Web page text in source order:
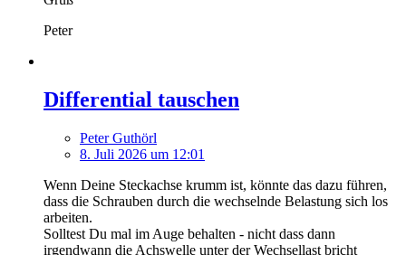
Peter
Differential tauschen
Peter Guthörl
8. Juli 2026 um 12:01
Wenn Deine Steckachse krumm ist, könnte das dazu führen,
dass die Schrauben durch die wechselnde Belastung sich los
arbeiten.
Solltest Du mal im Auge behalten - nicht dass dann
irgendwann die Achswelle unter der Wechsellast bricht